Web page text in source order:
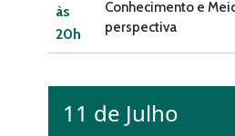
às
20h
Conhecimento e
perspectiva
11 de Julho